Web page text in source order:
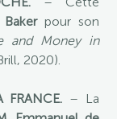
pour son
and Money in
2020).
FRANCE. – La